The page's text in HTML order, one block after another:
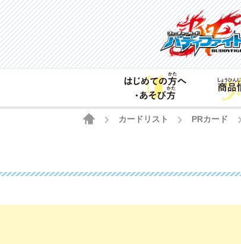
HOME
カードリスト PRカード